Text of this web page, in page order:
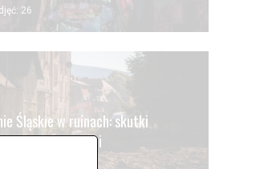
26
Śląskie w ruinach: skutki
powodzi